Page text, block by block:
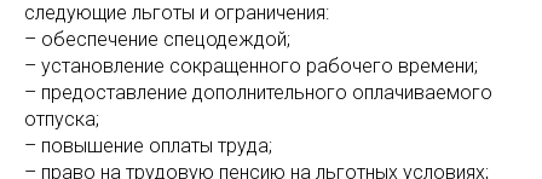
следующие льготы и ограничения:
– обеспечение спецодеждой;
– установление сокращенного рабочего времени;
– предоставление дополнительного оплачиваемого
отпуска;
– повышение оплаты труда;
– право на трудовую пенсию на льготных условиях;